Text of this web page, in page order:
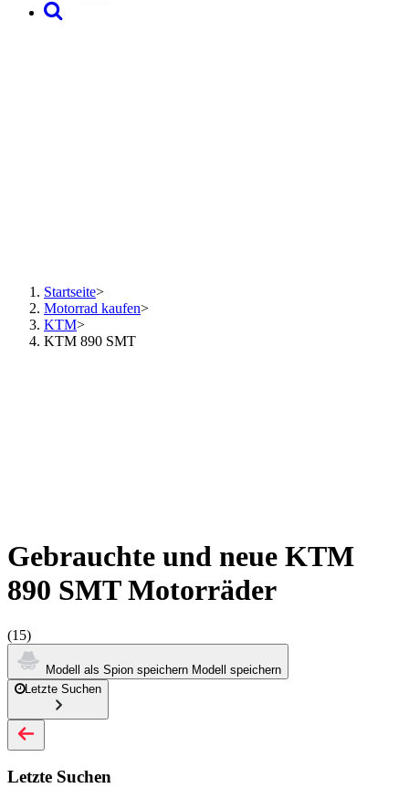
Startseite>
Motorrad kaufen>
KTM>
KTM 890 SMT
Gebrauchte und neue KTM
890 SMT Motorräder
(15)
Modell als Spion speichern Modell speichern
Letzte Suchen
Letzte Suchen